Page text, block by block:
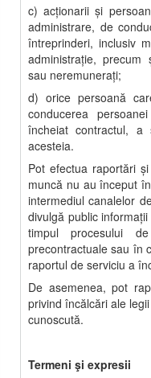
c) acţionarii şi
administrare, de
întreprinderi, inclusiv
administraţie,
sau neremuneraţi;
d) orice persoană
conducerea
încheiat contractul, a
acesteia.
Pot efectua raportări
muncă nu au început
intermediul canalelor
divulgă public
timpul procesului
precontractuale sau în
raportul de serviciu a
De asemenea, pot
privind încălcări ale
cunoscută.
Termeni şi expresii